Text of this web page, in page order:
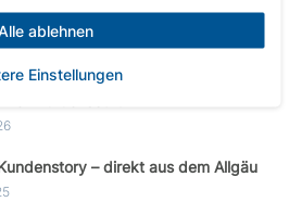
und wie du den Übertemperatur-
– direkt aus dem Allgäu
ablehnen
Einstellungen